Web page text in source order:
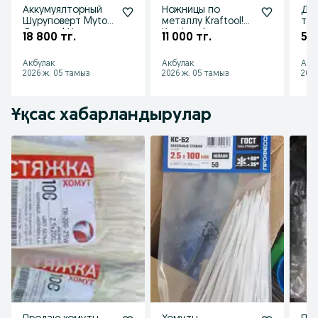
Аккумуялторный
Шуруповерт Mytol!
Досавка! Низкие
Скидки!
18 800 тг.
Акбулак
2026 ж. 05 тамыз
Ножницы по
металлу Kraftool!
Крафтул!
Открыты до 23:00!
НДС!
11 000 тг.
Акбулак
2026 ж. 05 тамыз
5
Ұқсас хабарландырулар